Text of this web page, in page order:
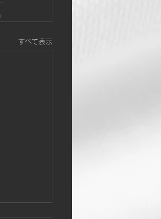
すべて表示